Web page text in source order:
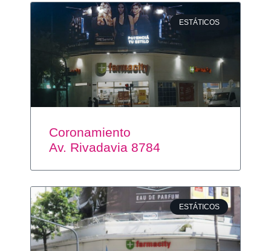
ESTÁTICOS
Coronamiento
Av. Rivadavia 8784
ESTÁTICOS